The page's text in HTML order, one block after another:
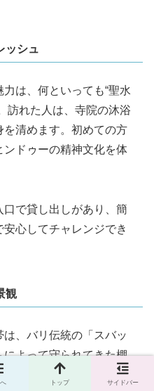
ッシュ
は、何といっても“聖水
訪れた人は、寺院の沐浴
清めます。初めての方
ドゥーの精神文化を体
で貸し出しがあり、簡
心してチャレンジでき
観
、バリ伝統の「スバッ
よって守られてきた棚
の世界遺産にも登録され
トップ サイドバー